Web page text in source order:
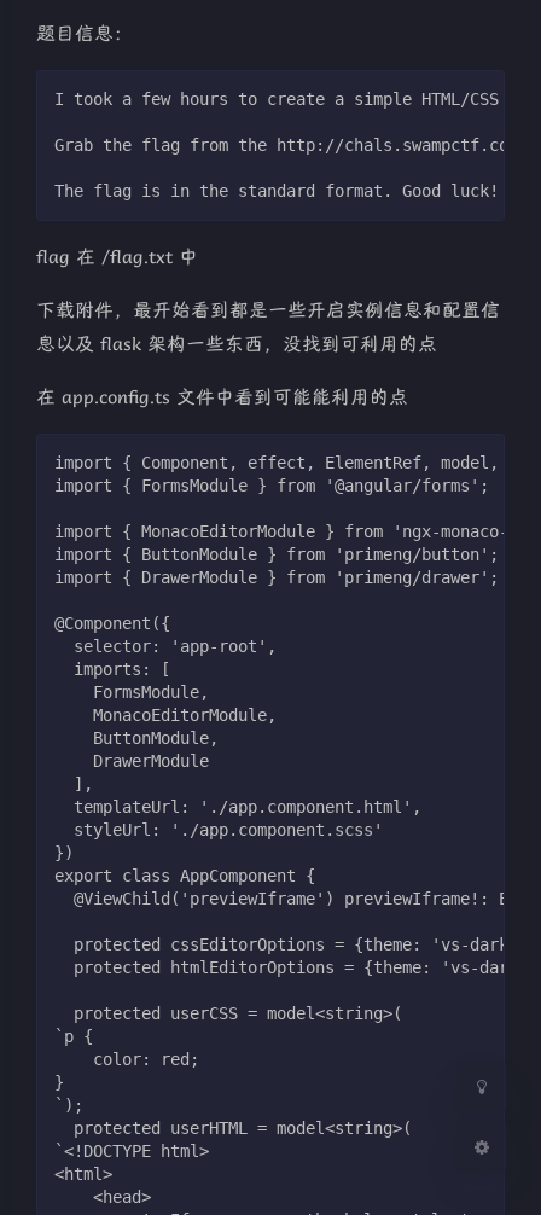
夜间模式
浅阴影 深阴影
题目信息：
I took a few hours to create a simple HTML/CSS
Grab the flag from the http://
The flag is in the standard format. Good luck!
flag 在 /flag.txt 中
下载附件，最开始看到都是一些开启实例信息和配置信
息以及 flask 架构一些东西，没找到可利用的点
在 app.config.ts 文件中看到可能能利用的点
import { Component, effect, ElementRef, model,
import { FormsModule } from '@angular/forms';
import { MonacoEditorModule } from 'ngx-monaco-
import { ButtonModule } from 'primeng/button';
import { DrawerModule } from 'primeng/drawer';
@Component({
  selector: 'app-root',
  imports: [
FormsModule,
MonacoEditorModule,
ButtonModule,
DrawerModule
  ],
  templateUrl: './app.component.html',
  styleUrl: './app.component.scss'
})
export class AppComponent {
@ViewChild('previewIframe') previewIframe!:
protected cssEditorOptions = {theme: 'vs-
protected htmlEditorOptions = {theme: 'vs-
  protected userCSS = model<string>(
`p {
    color: red;
}
`);
  protected userHTML = model<string>(
`<!DOCTYPE html>
<html>
    <head>